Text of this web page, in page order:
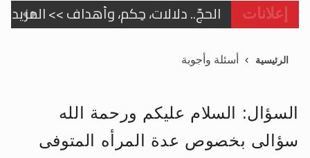
إعلانات
تعميم هامّ لأفراد الجماعة >> المزيد
اقرأ هذا الكتاب وتعرّف على حقيقة
الرئيسية أسئلة وأجوبة
السؤال: السلام عليكم ورحمة الله
سؤالى بخصوص عدة المرأه المتوفى